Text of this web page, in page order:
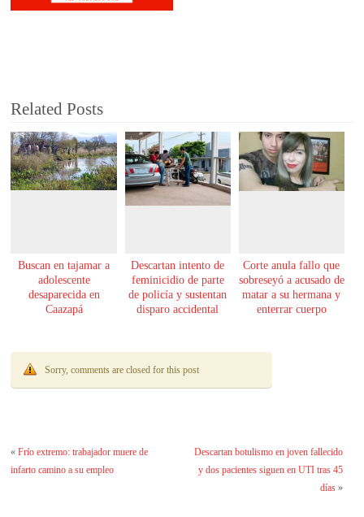
Related Posts
Buscan en tajamar a
adolescente
desaparecida en
Caazapá
Descartan intento de
feminicidio de parte
de policía y sustentan
disparo accidental
Corte anula fallo que
sobreseyó a acusado de
matar a su hermana y
enterrar cuerpo
Sorry, comments are closed for this post
«Frío extremo: trabajador muere de
infarto camino a su empleo
Descartan botulismo en joven fallecido
y dos pacientes siguen en UTI tras 45
días»